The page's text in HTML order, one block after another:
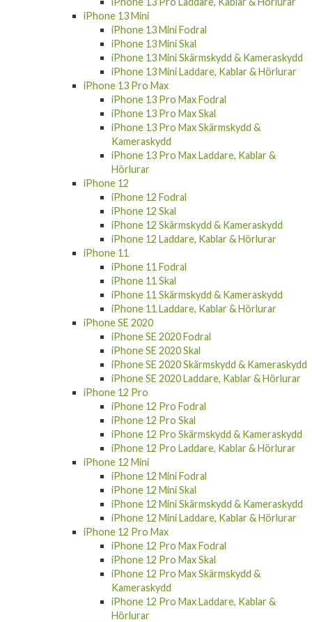
iPhone 13 Mini
iPhone 13 Mini Fodral
iPhone 13 Mini Skal
iPhone 13 Mini Skärmskydd & Kameraskydd
iPhone 13 Mini Laddare, Kablar & Hörlurar
iPhone 13 Pro Max
iPhone 13 Pro Max Fodral
iPhone 13 Pro Max Skal
iPhone 13 Pro Max Skärmskydd &
Kameraskydd
iPhone 13 Pro Max Laddare, Kablar &
Hörlurar
iPhone 12
iPhone 12 Fodral
iPhone 12 Skal
iPhone 12 Skärmskydd & Kameraskydd
iPhone 12 Laddare, Kablar & Hörlurar
iPhone 11
iPhone 11 Fodral
iPhone 11 Skal
iPhone 11 Skärmskydd & Kameraskydd
iPhone 11 Laddare, Kablar & Hörlurar
iPhone SE 2020
iPhone SE 2020 Fodral
iPhone SE 2020 Skal
iPhone SE 2020 Skärmskydd & Kameraskydd
iPhone SE 2020 Laddare, Kablar & Hörlurar
iPhone 12 Pro
iPhone 12 Pro Fodral
iPhone 12 Pro Skal
iPhone 12 Pro Skärmskydd & Kameraskydd
iPhone 12 Pro Laddare, Kablar & Hörlurar
iPhone 12 Mini
iPhone 12 Mini Fodral
iPhone 12 Mini Skal
iPhone 12 Mini Skärmskydd & Kameraskydd
iPhone 12 Mini Laddare, Kablar & Hörlurar
iPhone 12 Pro Max
iPhone 12 Pro Max Fodral
iPhone 12 Pro Max Skal
iPhone 12 Pro Max Skärmskydd &
Kameraskydd
iPhone 12 Pro Max Laddare, Kablar &
Hörlurar